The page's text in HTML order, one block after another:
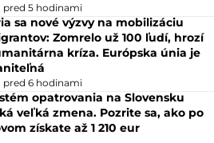
pred 5 hodinami
sa nové výzvy na mobilizáciu
Zomrelo už 100 ľudí, hrozí
kríza. Európska únia je
pred 6 hodinami
opatrovania na Slovensku
veľká zmena. Pozrite sa, ako po
získate až 1 210 eur